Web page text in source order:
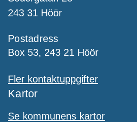
243 31 Höör
Postadress
Box 53, 243 21 Höör
Fler kontaktuppgifter
Kartor
Se kommunens kartor